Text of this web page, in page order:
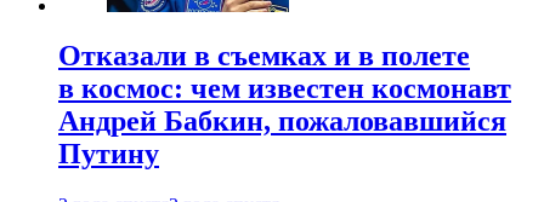
Отказали в съемках и в полете
в космос: чем известен космонавт
Андрей Бабкин, пожаловавшийся
Путину